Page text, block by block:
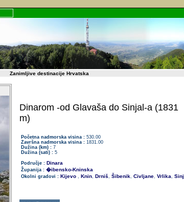
Zanimljive destinacije Hrvatska
Dinarom -od Glavaša do Sinjal-a (1831
m)
Početna nadmorska visina :530.00
Završna nadmorska visina :1831.00
Dužina (km) :7
Dužina (sati) :5
Područje : Dinara
Županija : �ibensko-Kninska
Okolni gradovi : Kijevo , Knin, Drniš, Šibenik, Civljane, Vrlika, Sinj